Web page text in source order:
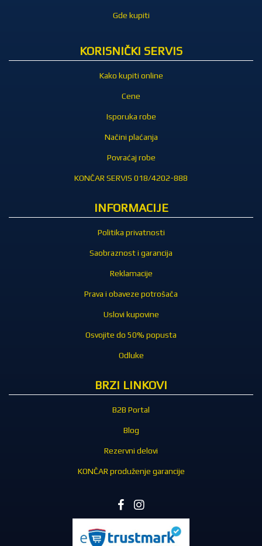
Gde kupiti
KORISNIČKI SERVIS
Kako kupiti online
Cene
Isporuka robe
Načini plaćanja
Povraćaj robe
KONČAR SERVIS 018/4202-888
INFORMACIJE
Politika privatnosti
Saobraznost i garancija
Reklamacije
Prava i obaveze potrošača
Uslovi kupovine
Osvojite do 50% popusta
Odluke
BRZI LINKOVI
B2B Portal
Blog
Rezervni delovi
KONČAR produženje garancije